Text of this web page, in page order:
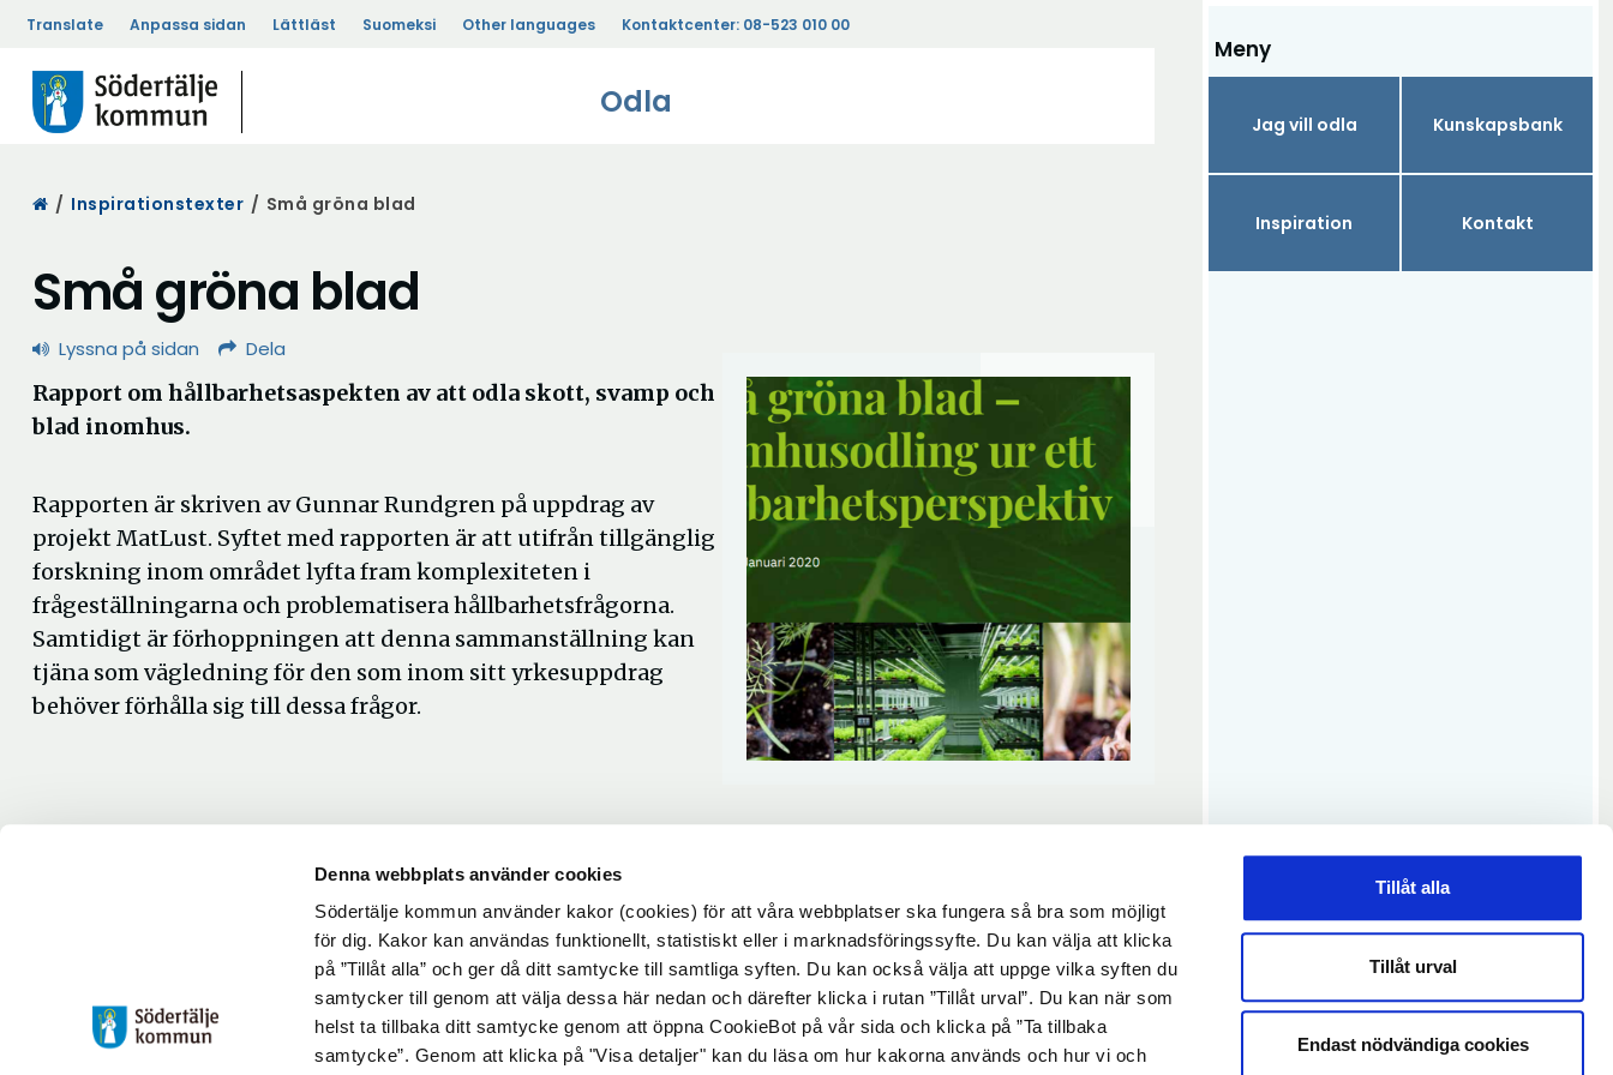
Denna webbplats använder cookies
Södertälje kommun använder kakor (cookies) för att våra webbplatser ska fungera så bra som möjligt
för dig. Kakor kan användas funktionellt, statistiskt eller i marknadsföringssyfte. Du kan välja att klicka
på ”Tillåt alla” och ger då ditt samtycke till samtliga syften. Du kan också välja att uppge vilka syften du
samtycker till genom att välja dessa här nedan och därefter klicka i rutan ”Tillåt urval”. Du kan när som
helst ta tillbaka ditt samtycke genom att öppna CookieBot på vår sida och klicka på ”Ta tillbaka
samtycke”. Genom att klicka på "Visa detaljer" kan du läsa om hur kakorna används och hur vi och
Tillåt alla
Tillåt urval
Endast nödvändiga cookies
Translate Anpassa sidan Lättläst Suomeksi Other languages Kontaktcenter: 08-523 010 00
Odla
Meny
Jag vill odla Kunskapsbank
Inspiration Kontakt
Start
/ Inspirationstexter / Små gröna blad
Små gröna blad
Lyssna på sidan Dela
Rapport om hållbarhetsaspekten av att odla skott, svamp och
blad inomhus.
Rapporten är skriven av Gunnar Rundgren på uppdrag av
projekt MatLust. Syftet med rapporten är att utifrån tillgänglig
forskning inom området lyfta fram komplexiteten i
frågeställningarna och problematisera hållbarhetsfrågorna.
Samtidigt är förhoppningen att denna sammanställning kan
tjäna som vägledning för den som inom sitt yrkesuppdrag
behöver förhålla sig till dessa frågor.
Små gröna blad - inomhusodling ur ett hållbarhetsperspektivÖ
p
p
Uppdaterad: 2020-10-21